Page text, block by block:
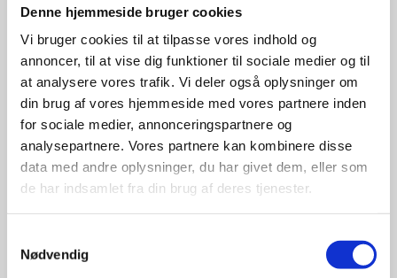
Denne hjemmeside bruger cookies
Vi bruger cookies til at tilpasse vores indhold og
annoncer, til at vise dig funktioner til sociale medier og til
at analysere vores trafik. Vi deler også oplysninger om
din brug af vores hjemmeside med vores partnere inden
for sociale medier, annonceringspartnere og
analysepartnere. Vores partnere kan kombinere disse
data med andre oplysninger, du har givet dem, eller som
de har indsamlet fra din brug af deres tjenester.
Nødvendig
Stærke
leverandører
giver større
udvalg
For at sikre høj kvalitet og stor
anerkendte leverandører inden for